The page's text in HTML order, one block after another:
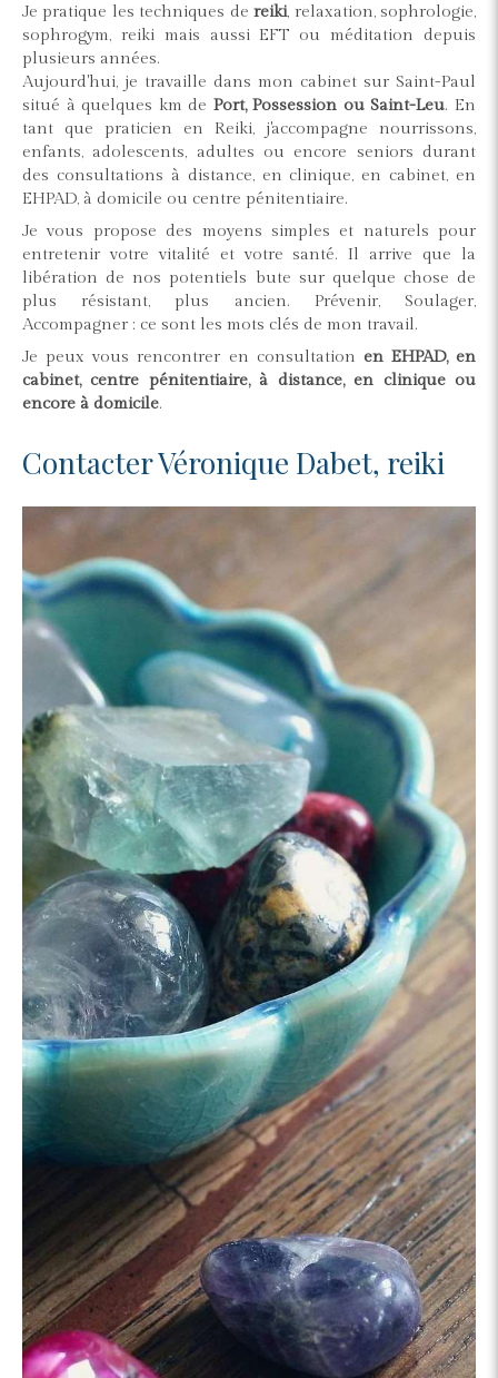
Je pratique les techniques dereiki, relaxation, sophrologie,
sophrogym, reiki mais aussi EFT ou méditation depuis
plusieurs années.
Aujourd'hui, je travaille dans mon cabinet sur Saint-Paul
situé à quelques km de Port, Possession ou Saint-Leu. En
tant que praticien en Reiki, j'accompagne nourrissons,
enfants, adolescents, adultes ou encore seniors durant
des consultations à distance, en clinique, en cabinet, en
EHPAD, à domicile ou centre pénitentiaire.
Je vous propose des moyens simples et naturels pour
entretenir votre vitalité et votre santé. Il arrive que la
libération de nos potentiels bute sur quelque chose de
plus résistant, plus ancien. Prévenir, Soulager,
Accompagner : ce sont les mots clés de mon travail.
Je peux vous rencontrer en consultation en EHPAD, en
cabinet, centre pénitentiaire, à distance, en clinique ou
encore à domicile.
Contacter Véronique Dabet, reiki